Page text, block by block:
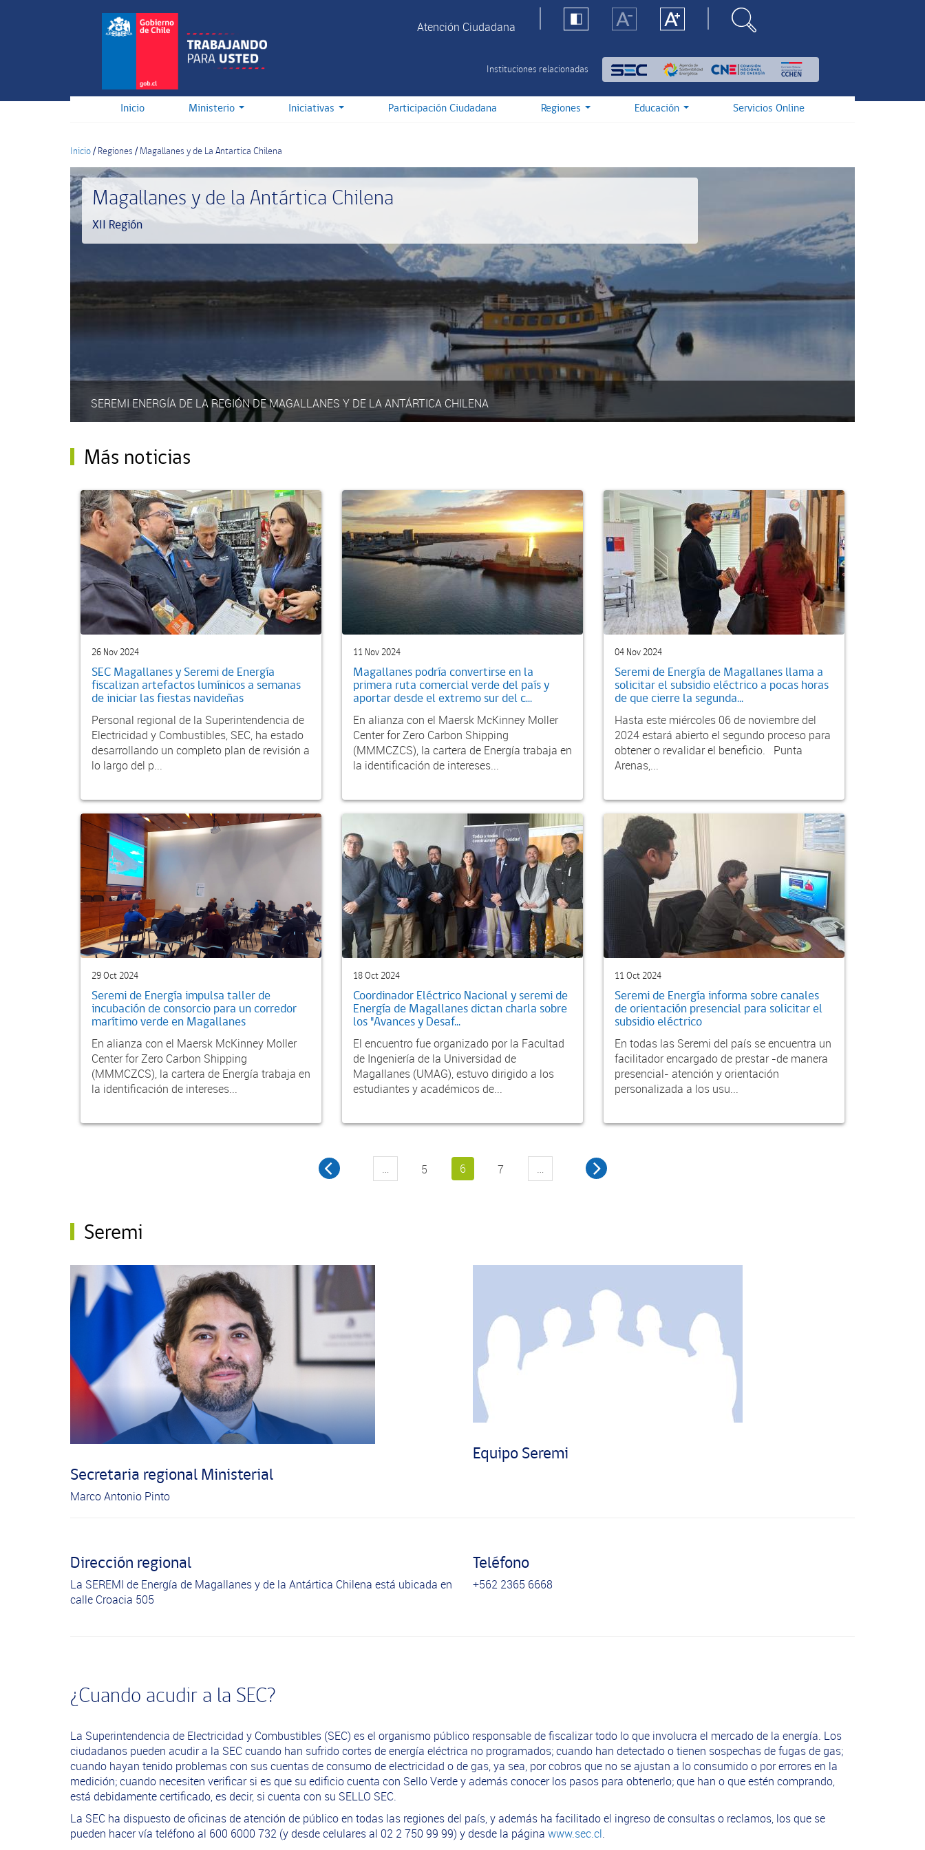
Atención Ciudadana
Instituciones relacionadas
Inicio Ministerio Iniciativas Participación Ciudadana Regiones Educación Servicios Online
Inicio/ Regiones / Magallanes y de La Antartica Chilena
Magallanes y de la Antártica Chilena
XII Región
SEREMI ENERGÍA DE LA REGIÓN DE MAGALLANES Y DE LA ANTÁRTICA CHILENA
Más noticias
26 Nov 2024
SEC Magallanes y Seremi de Energía
fiscalizan artefactos lumínicos a semanas
de iniciar las fiestas navideñas
Personal regional de la Superintendencia de
Electricidad y Combustibles, SEC, ha estado
desarrollando un completo plan de revisión a
lo largo del p...
11 Nov 2024
Magallanes podría convertirse en la
primera ruta comercial verde del país y
aportar desde el extremo sur del c...
En alianza con el Maersk McKinney Moller
Center for Zero Carbon Shipping
(MMMCZCS), la cartera de Energía trabaja en
la identificación de intereses...
04 Nov 2024
Seremi de Energía de Magallanes llama a
solicitar el subsidio eléctrico a pocas horas
de que cierre la segunda...
Hasta este miércoles 06 de noviembre del
2024 estará abierto el segundo proceso para
obtener o revalidar el beneficio. Punta
Arenas,...
29 Oct 2024
Seremi de Energía impulsa taller de
incubación de consorcio para un corredor
marítimo verde en Magallanes
En alianza con el Maersk McKinney Moller
Center for Zero Carbon Shipping
(MMMCZCS), la cartera de Energía trabaja en
la identificación de intereses...
18 Oct 2024
Coordinador Eléctrico Nacional y seremi de
Energía de Magallanes dictan charla sobre
los "Avances y Desaf...
El encuentro fue organizado por la Facultad
de Ingeniería de la Universidad de
Magallanes (UMAG), estuvo dirigido a los
estudiantes y académicos de...
11 Oct 2024
Seremi de Energía informa sobre canales
de orientación presencial para solicitar el
subsidio eléctrico
En todas las Seremi del país se encuentra un
facilitador encargado de prestar -de manera
presencial- atención y orientación
personalizada a los usu...
… 5 6 7 …
Seremi
Secretaria regional Ministerial
Marco Antonio Pinto
Equipo Seremi
Dirección regional
La SEREMI de Energía de Magallanes y de la Antártica Chilena está ubicada en
calle Croacia 505
Teléfono
+562 2365 6668
¿Cuando acudir a la SEC?
La Superintendencia de Electricidad y Combustibles (SEC) es el organismo público responsable de fiscalizar todo lo que involucra el mercado de la energía. Los
ciudadanos pueden acudir a la SEC cuando han sufrido cortes de energía eléctrica no programados; cuando han detectado o tienen sospechas de fugas de gas;
cuando hayan tenido problemas con sus cuentas de consumo de electricidad o de gas, ya sea, por cobros que no se ajustan a lo consumido o por errores en la
medición; cuando necesiten verificar si es que su edificio cuenta con Sello Verde y además conocer los pasos para obtenerlo; que han o que estén comprando,
está debidamente certificado, es decir, si cuenta con su SELLO SEC.
La SEC ha dispuesto de oficinas de atención de público en todas las regiones del país, y además ha facilitado el ingreso de consultas o reclamos, los que se
pueden hacer vía teléfono al 600 6000 732 (y desde celulares al 02 2 750 99 99) y desde la página www.sec.cl.